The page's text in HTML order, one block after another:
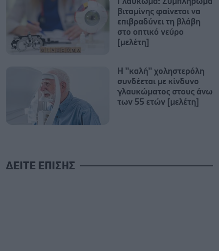
βιταμίνης φαίνεται να
επιβραδύνει τη βλάβη
στο οπτικό νεύρο
[μελέτη]
Η ''καλή'' χοληστερόλη
συνδέεται με κίνδυνο
γλαυκώματος στους άνω
των 55 ετών [μελέτη]
ΔΕΙΤΕ ΕΠΙΣΗΣ